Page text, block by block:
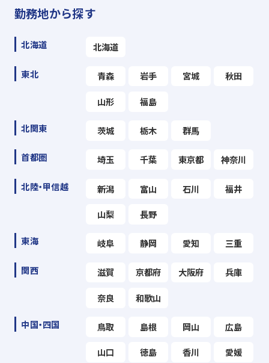
勤務地から探す
北海道 北海道
東北 青森 岩手 宮城 秋田
山形 福島
北関東 茨城 栃木 群馬
首都圏 埼玉 千葉 東京都 神奈川
北陸・甲信越 新潟 富山 石川 福井
山梨 長野
東海 岐阜 静岡 愛知 三重
関西 滋賀 京都府 大阪府 兵庫
奈良 和歌山
中国・四国 鳥取 島根 岡山 広島
山口 徳島 香川 愛媛